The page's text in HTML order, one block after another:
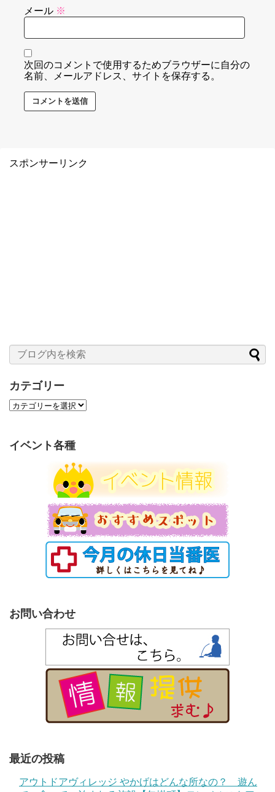
メール ※
次回のコメントで使用するためブラウザーに自分の
名前、メールアドレス、サイトを保存する。
スポンサーリンク
カテゴリー
カ
リ
イベント各種
お問い合わせ
最近の投稿
アウトドアヴィレッジ やかげはどんな所なの？ 遊ん